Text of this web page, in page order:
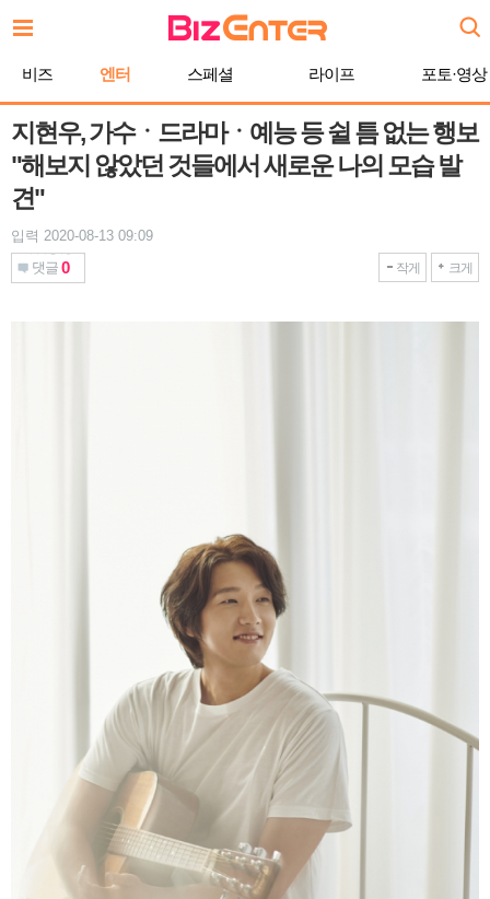
문
비즈 엔터 스페셜 라이프 포토·영상
지현우, 가수ㆍ드라마ㆍ예능 등 쉴 틈 없는 행보
"해보지 않았던 것들에서 새로운 나의 모습 발
견"
입력 2020-08-13 09:09
댓글 0 작게 크게